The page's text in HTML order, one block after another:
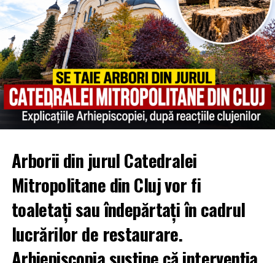
Arborii din jurul Catedralei
Mitropolitane din Cluj vor fi
toaletați sau îndepărtați în cadrul
lucrărilor de restaurare.